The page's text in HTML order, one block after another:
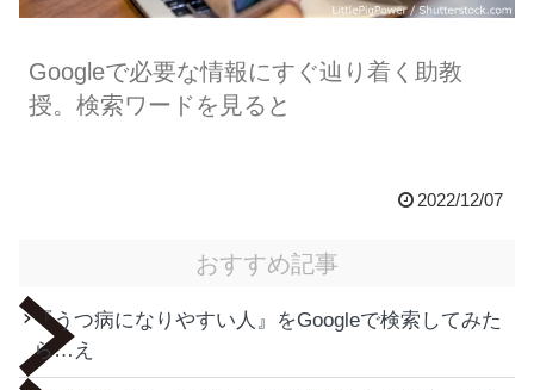
Googleで必要な情報にすぐ辿り着く助教
授。検索ワードを見ると
2022/12/07
おすすめ記事
『うつ病になりやすい人』をGoogleで検索してみた
ら…え